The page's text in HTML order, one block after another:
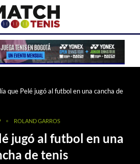
que Pelé jugó al futbol en una cancha de
ROLAND GARROS
jugó al futbol en una
de tenis